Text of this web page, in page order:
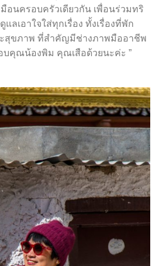
อนครอบครัวเดียวกัน เพื่อนร่วมทริ
ลเอาใจใส่ทุกเรื่อง ทั้งเรื่องที่พัก
สุขภาพ ที่สำคัญมีช่างภาพมืออาชีพ
บคุณน้องพิม คุณเสือด้วยนะค่ะ ”